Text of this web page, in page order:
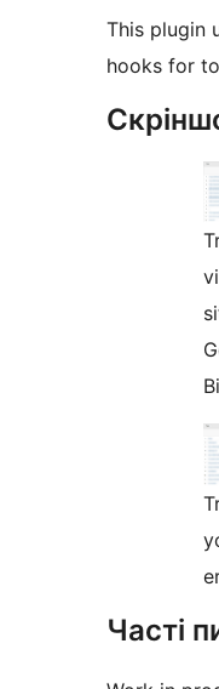
This plugin
hooks for
Часті